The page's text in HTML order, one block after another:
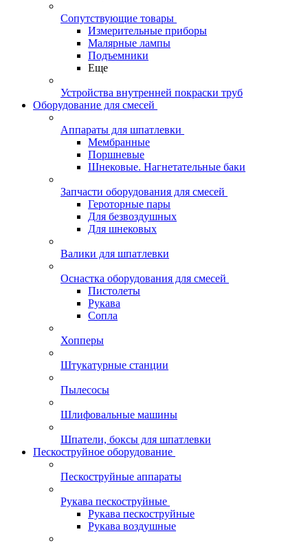
Сопутствующие товары
Измерительные приборы
Малярные лампы
Подъемники
Еще
Устройства внутренней покраски труб
Оборудование для смесей
Аппараты для шпатлевки
Мембранные
Поршневые
Шнековые. Нагнетательные баки
Запчасти оборудования для смесей
Героторные пары
Для безвоздушных
Для шнековых
Валики для шпатлевки
Оснастка оборудования для смесей
Пистолеты
Рукава
Сопла
Хопперы
Штукатурные станции
Пылесосы
Шлифовальные машины
Шпатели, боксы для шпатлевки
Пескоструйное оборудование
Пескоструйные аппараты
Рукава пескоструйные
Рукава пескоструйные
Рукава воздушные